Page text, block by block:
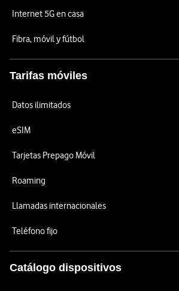
Internet 5G en casa
Fibra, móvil y fútbol
Tarifas móviles
Datos ilimitados
eSIM
Tarjetas Prepago Móvil
Roaming
Llamadas internacionales
Teléfono fijo
Catálogo dispositivos